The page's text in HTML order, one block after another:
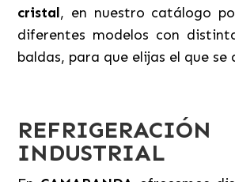
cristal, en nuestro catálogo
diferentes modelos con
baldas, para que elijas el que
REFRIGERACIÓN
INDUSTRIAL